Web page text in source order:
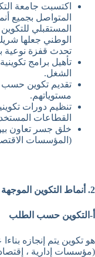
اكتسبت جامعة
المتواصل بجميع
المستقبلي
الوطني جعلها
تحدث قفزة نوعية
تأهيل برامج
الشغل.
تقديم تكوين حسب
مستوياتهم.
تنظيم دورات
القطاعات
خلق جسر تعاون
(المؤسسات
2. أنماط التكوين الموجهة لمختلف المؤسسات الإقتصادية و الإدارية
أ-التكوين حسب الطلب
هو تكوين يتم إنجازه
(مؤسسات إدارية ،